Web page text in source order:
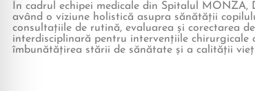
În cadrul echipei medicale din Spitalul MONZA,
având o viziune holistică asupra sănătății
consultațiile de rutină, evaluarea și corectarea
interdisciplinară pentru intervențiile chirurgicale
îmbunătățirea stării de sănătate și a calității